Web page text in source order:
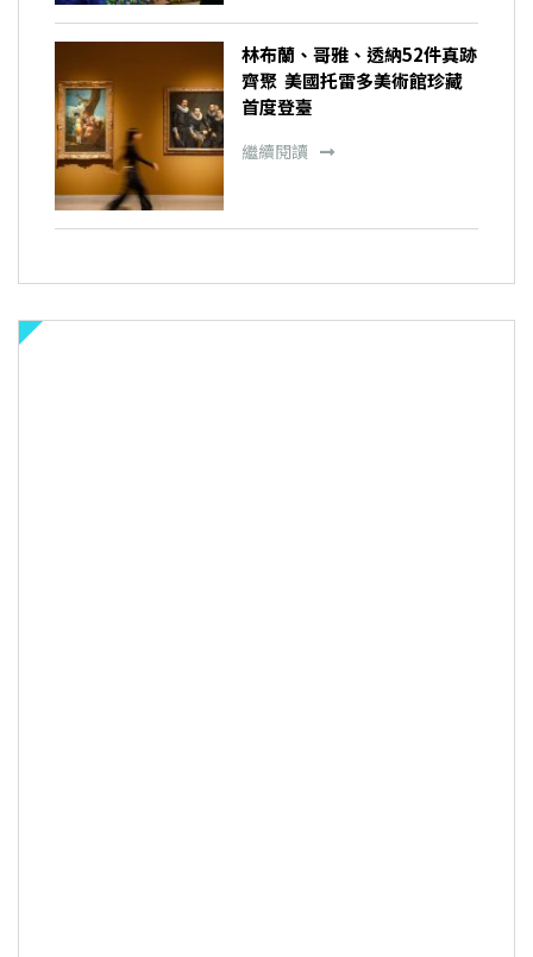
林布蘭、哥雅、透納52件真跡
齊聚 美國托雷多美術館珍藏
首度登臺
繼續閱讀